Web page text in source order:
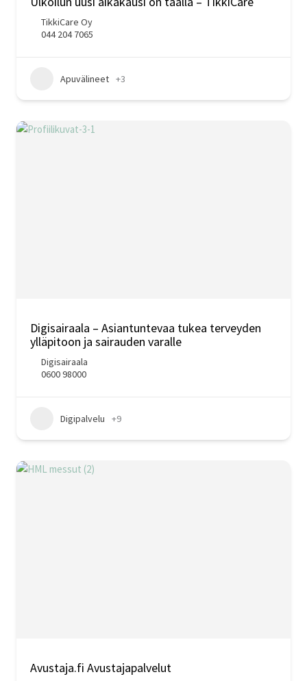
TikkiCare Oy
044 204 7065
Apuvälineet +3
Digisairaala – Asiantuntevaa tukea terveyden
ylläpitoon ja sairauden varalle
Digisairaala
0600 98000
Digipalvelu +9
Avustaja.fi Avustajapalvelut